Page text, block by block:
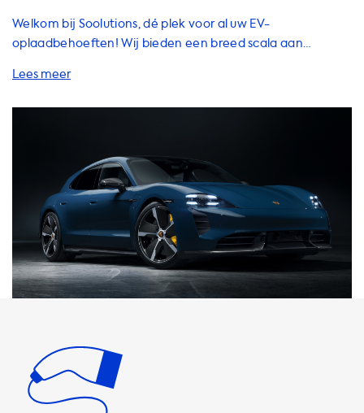
Welkom bij Soolutions, dé plek voor al uw EV-
oplaadbehoeften! Wij bieden een breed scala aan
laden, waaronder thuislaadstations, oplaadkabels,
met een snelheid van maximaal 22 kW, afhankelijk van de
specificaties van uw auto. Het is belangrijk op te merken
dat uw auto nooit sneller kan opladen dan de maximale
laadsnelheid van het AC-laadstation. Als uw auto
bijvoorbeeld een maximale laadsnelheid heeft van 7,4 kW,
zal het opladen met een 22 kW-laadstation niet sneller
gaan dan 7,4 kW. Als uw auto een maximale laadsnelheid
heeft van 22 kW, dan hebben wij verschillende producten
waaronder 1 fase 16A, 1 fase 32A, 3 fase 16A en 3 fase 32A.
Onze adapters zijn ook verkrijgbaar in verschillende
specificaties om aan uw behoeften te voldoen. Als u